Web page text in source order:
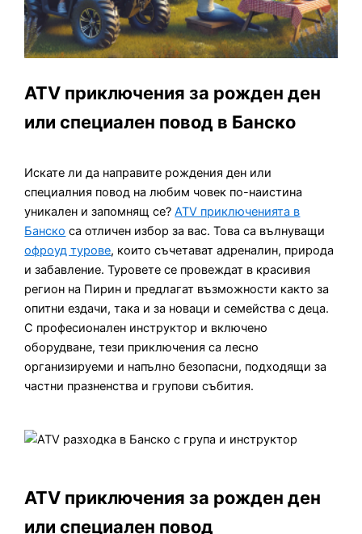
ATV приключения за рожден ден
или специален повод в Банско
Искате ли да направите рождения ден или
специалния повод на любим човек по-наистина
уникален и запомнящ се?ATV приключенията в
Банско са отличен избор за вас. Това са вълнуващи
офроуд турове, които съчетават адреналин, природа
и забавление. Туровете се провеждат в красивия
регион на Пирин и предлагат възможности както за
опитни ездачи, така и за новаци и семейства с деца.
С професионален инструктор и включено
оборудване, тези приключения са лесно
организируеми и напълно безопасни, подходящи за
частни празненства и групови събития.
ATV приключения за рожден ден
или специален повод